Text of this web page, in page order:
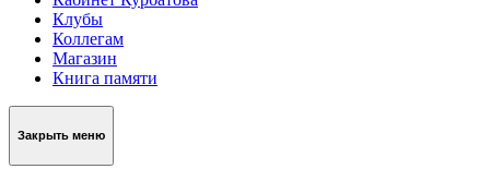
Клубы
Коллегам
Магазин
Книга памяти
Закрыть меню